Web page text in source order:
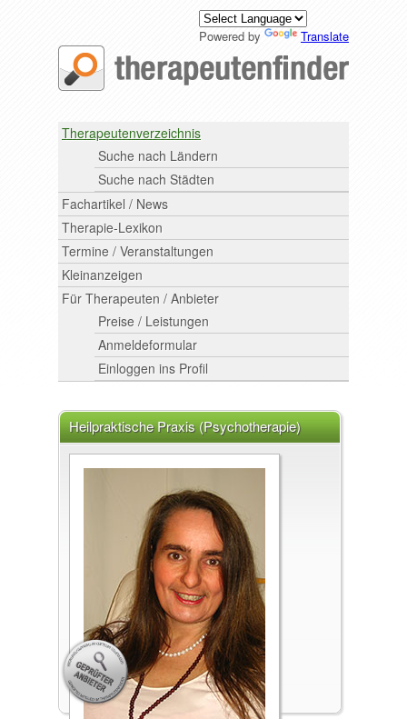
Powered by Translate
Therapeutenverzeichnis
Suche nach Ländern
Suche nach Städten
Fachartikel / News
Therapie-Lexikon
Termine / Veranstaltungen
Kleinanzeigen
Für Therapeuten / Anbieter
Preise / Leistungen
Anmeldeformular
Einloggen ins Profil
Heilpraktische Praxis (Psychotherapie)
Pape Jamila M., 52066 Aachen